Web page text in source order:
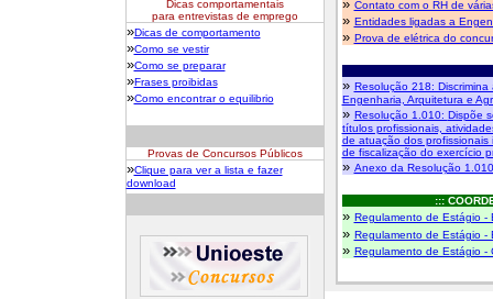
Dicas comportamentais
para entrevistas de emprego
»Dicas de comportamento
»Como se vestir
»Como se preparar
»Frases proibidas
»Como encontrar o equilibrio
Provas de Concursos Públicos
»Clique para ver a lista e fazer
download
» Contato com o RH de
» Entidades ligadas a
» Prova de elétrica do
» Resolução 218:
Engenharia, Arquitetura e
» Resolução 1.010: Dispõe
títulos profissionais,
de atuação dos profissionais
de fiscalização do exercício
» Anexo da Resolução 1.010
:::
» Regulamento de Estágio -
» Regulamento de Estágio -
» Regulamento de Estágio -